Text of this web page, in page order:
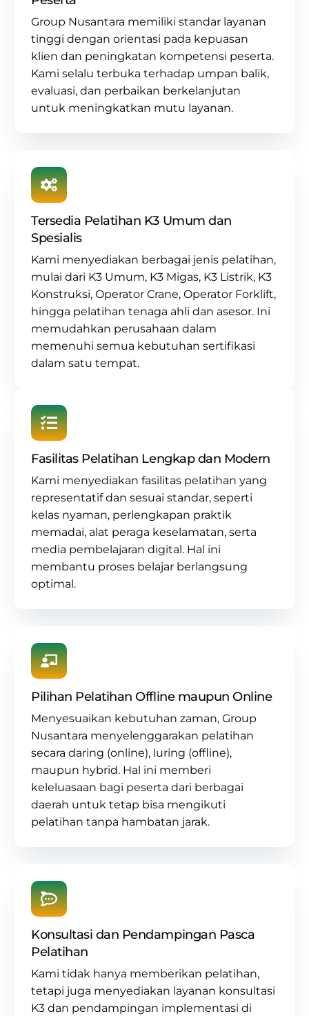
Group Nusantara memiliki standar layanan
tinggi dengan orientasi pada kepuasan
klien dan peningkatan kompetensi peserta.
Kami selalu terbuka terhadap umpan balik,
evaluasi, dan perbaikan berkelanjutan
untuk meningkatkan mutu layanan.
Tersedia Pelatihan K3 Umum dan
Spesialis
Kami menyediakan berbagai jenis pelatihan,
mulai dari K3 Umum, K3 Migas, K3 Listrik, K3
Konstruksi,Operator Crane, Operator Forklift,
hingga pelatihan tenaga ahli dan asesor. Ini
memudahkan perusahaan dalam
memenuhi semua kebutuhan sertifikasi
dalam satu tempat.
Fasilitas Pelatihan Lengkap dan Modern
Kami menyediakan fasilitas pelatihan yang
representatif dan sesuai standar, seperti
kelas nyaman, perlengkapan praktik
memadai, alat peraga keselamatan, serta
media pembelajaran digital. Hal ini
membantu proses belajar berlangsung
optimal.
Pilihan Pelatihan Offline maupun Online
Menyesuaikan kebutuhan zaman, Group
Nusantara menyelenggarakan pelatihan
secara daring (online), luring (offline),
maupun hybrid. Hal ini memberi
keleluasaan bagi peserta dari berbagai
daerah untuk tetap bisa mengikuti
pelatihan tanpa hambatan jarak.
Konsultasi dan Pendampingan Pasca
Pelatihan
Kami tidak hanya memberikan pelatihan,
tetapi juga menyediakan layanan konsultasi
K3 dan pendampingan implementasi di